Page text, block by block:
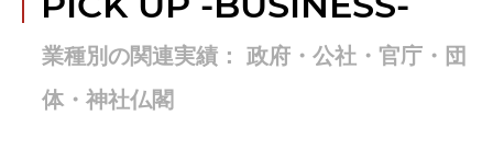
業種別の関連実績： 政府・公社・官庁・団
体・神社仏閣